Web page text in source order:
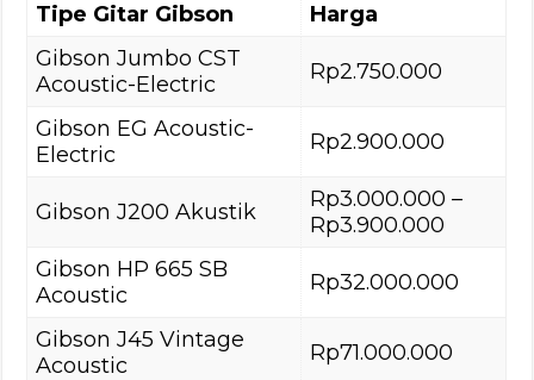
Tipe Gitar Gibson
Harga
Gibson Jumbo CST
Acoustic-Electric
Rp2.750.000
Gibson EG Acoustic-
Electric
Rp2.900.000
Gibson J200 Akustik
Rp3.000.000 –
Rp3.900.000
Gibson HP 665 SB
Acoustic
Rp32.000.000
Gibson J45 Vintage
Acoustic
Rp71.000.000